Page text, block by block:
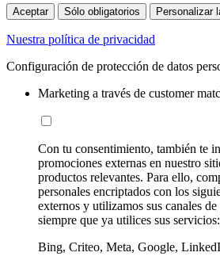
Aceptar Sólo obligatorios Personalizar
Nuestra política de privacidad
Configuración de protección de datos
Marketing a través de customer
Con tu consentimiento, también te
promociones externas en nuestro
productos relevantes. Para ello,
personales encriptados con los
externos y utilizamos sus canales
siempre que ya utilices sus servicios:
Bing, Criteo, Meta, Google,